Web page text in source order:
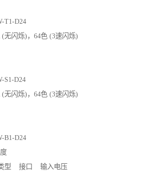
T1-D24
(无闪烁)，64色 (3速闪烁)
S1-D24
(无闪烁)，64色 (3速闪烁)
B1-D24
型 接口 输入电压